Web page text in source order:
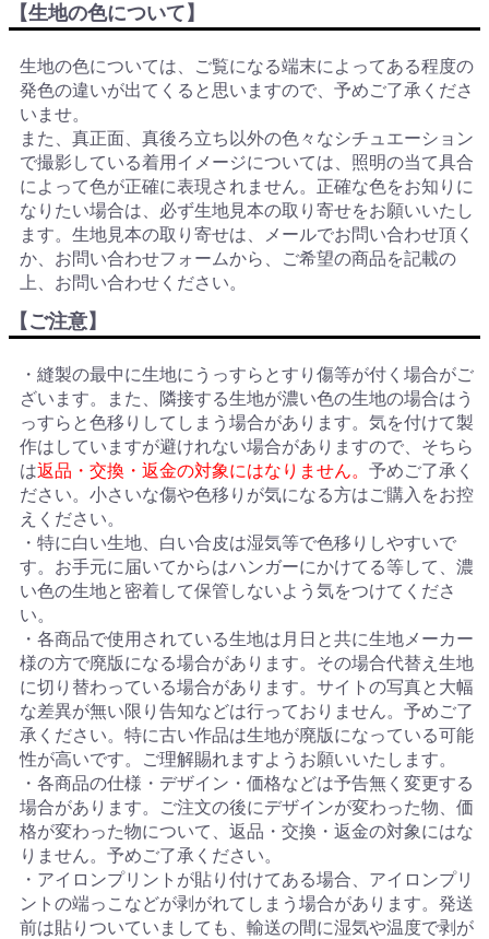
【生地の色について】
生地の色については、ご覧になる端末によってある程度の
発色の違いが出てくると思いますので、予めご了承くださ
いませ。
また、真正面、真後ろ立ち以外の色々なシチュエーション
で撮影している着用イメージについては、照明の当て具合
によって色が正確に表現されません。正確な色をお知りに
なりたい場合は、必ず生地見本の取り寄せをお願いいたし
ます。生地見本の取り寄せは、メールでお問い合わせ頂く
か、お問い合わせフォームから、ご希望の商品を記載の
上、お問い合わせください。
【ご注意】
・縫製の最中に生地にうっすらとすり傷等が付く場合がご
ざいます。また、隣接する生地が濃い色の生地の場合はう
っすらと色移りしてしまう場合があります。気を付けて製
作はしていますが避けれない場合がありますので、そちら
は返品・交換・返金の対象にはなりません。 予めご了承く
ださい。小さいな傷や色移りが気になる方はご購入をお控
えください。
・特に白い生地、白い合皮は湿気等で色移りしやすいで
す。お手元に届いてからはハンガーにかけてる等して、濃
い色の生地と密着して保管しないよう気をつけてくださ
い。
・各商品で使用されている生地は月日と共に生地メーカー
様の方で廃版になる場合があります。その場合代替え生地
に切り替わっている場合があります。サイトの写真と大幅
な差異が無い限り告知などは行っておりません。予めご了
承ください。特に古い作品は生地が廃版になっている可能
性が高いです。ご理解賜れますようお願いいたします。
・各商品の仕様・デザイン・価格などは予告無く変更する
場合があります。ご注文の後にデザインが変わった物、価
格が変わった物について、返品・交換・返金の対象にはな
りません。予めご了承ください。
・アイロンプリントが貼り付けてある場合、アイロンプリ
ントの端っこなどが剥がれてしまう場合があります。発送
前は貼りついていましても、輸送の間に湿気や温度で剥が